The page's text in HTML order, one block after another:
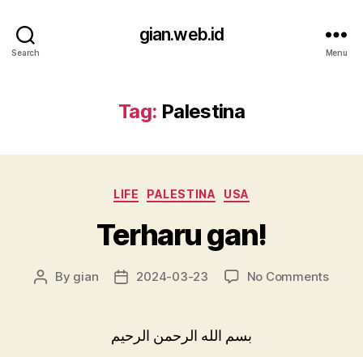
Search
gian.web.id
Menu
Tag: Palestina
Categories
LIFE PALESTINA USA
Terharu gan!
Post
By gian
Post2024-03-23 No Commentson
بسم الله الرحمن الرحيم